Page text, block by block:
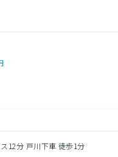
12分 戸川下車 徒歩1分